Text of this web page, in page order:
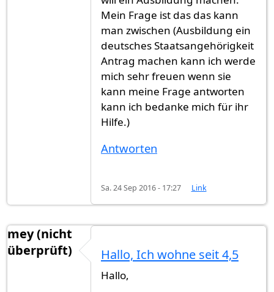
Mein Frage ist das das kann
man zwischen (Ausbildung ein
deutsches Staatsangehörigkeit
Antrag machen kann ich werde
mich sehr freuen wenn sie
kann meine Frage antworten
kann ich bedanke mich für ihr
Hilfe.)
Antworten
Sa. 24 Sep 2016 - 17:27 Link
mey (nicht
überprüft)
Hallo, Ich wohne seit 4,5
Hallo,